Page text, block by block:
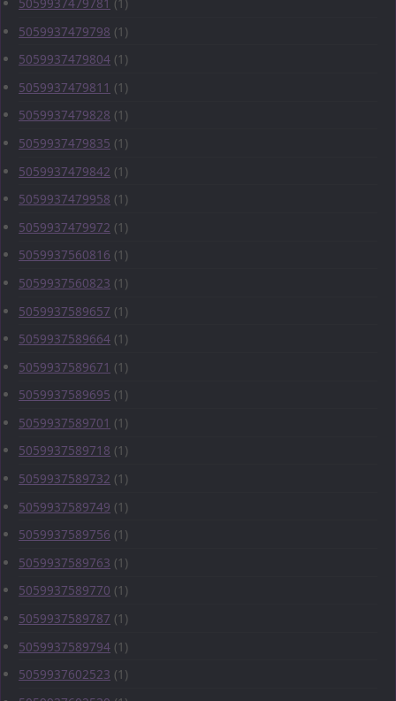
5059937479798 (1)
5059937479804 (1)
5059937479811 (1)
5059937479828 (1)
5059937479835 (1)
5059937479842 (1)
5059937479958 (1)
5059937479972 (1)
5059937560816 (1)
5059937560823 (1)
5059937589657 (1)
5059937589664 (1)
5059937589671 (1)
5059937589695 (1)
5059937589701 (1)
5059937589718 (1)
5059937589732 (1)
5059937589749 (1)
5059937589756 (1)
5059937589763 (1)
5059937589770 (1)
5059937589787 (1)
5059937589794 (1)
5059937602523 (1)